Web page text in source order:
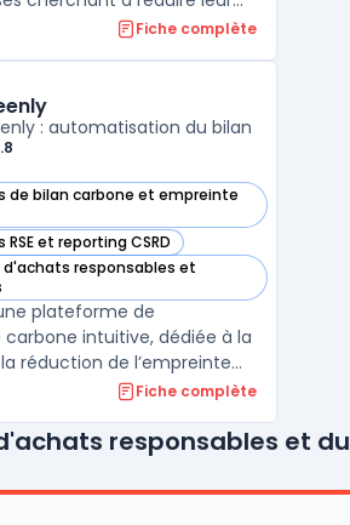
tout en se conformant
couvrant à la fois les
...
Fiche complète
: automatisation du bilan
de bilan carbone et empreinte
dans cette catégorie
RSE et reporting CSRD
dans cette catégorie
d'achats responsables et
dans cette catégorie
plateforme de
intuitive, dédiée à la
réduction de l’empreinte
Elle s’intègre
automatiquement des
etc.), perm ...
Fiche complète
responsables et